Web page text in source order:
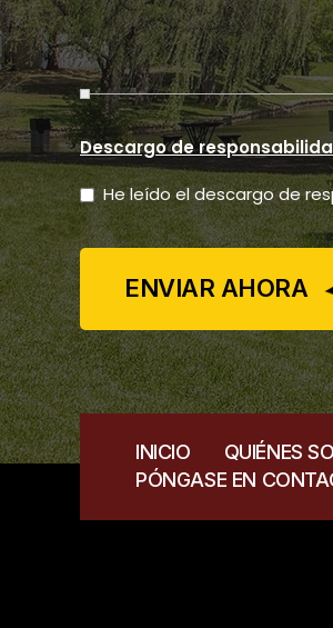
Descargo de
He leído el descargo de
INICIO QUIÉNES
PÓNGASE EN